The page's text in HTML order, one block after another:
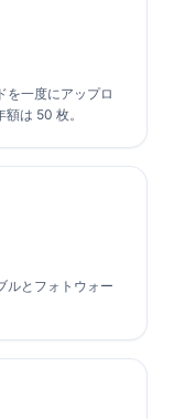
を一度にアップロ
は 50 枚。
ルとフォトウォー